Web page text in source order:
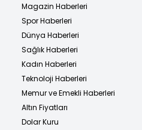
Magazin Haberleri
Spor Haberleri
Dünya Haberleri
Sağlık Haberleri
Kadın Haberleri
Teknoloji Haberleri
Memur ve Emekli Haberleri
Altın Fiyatları
Dolar Kuru